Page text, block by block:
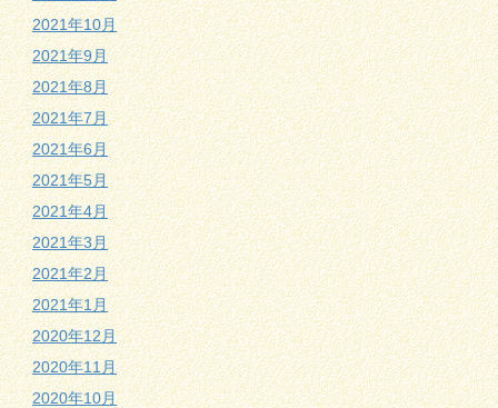
2021年10月
2021年9月
2021年8月
2021年7月
2021年6月
2021年5月
2021年4月
2021年3月
2021年2月
2021年1月
2020年12月
2020年11月
2020年10月